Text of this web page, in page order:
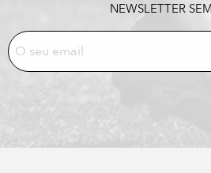
NEWSLETTER